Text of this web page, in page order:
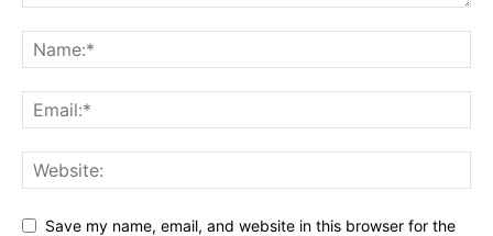
Save my name, email, and website in this browser for the